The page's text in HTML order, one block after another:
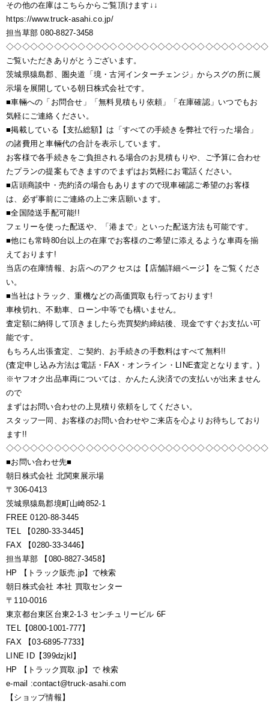
その他の在庫はこちらからご覧頂けます↓↓
https://www.truck-asahi.co.jp/
担当草部 080-8827-3458
ご覧いただきありがとうございます。
茨城県猿島郡、圏央道「境・古河インターチェンジ」からスグの所に展
示場を展開している朝日株式会社です。
■車輛への「お問合せ」「無料見積もり依頼」「在庫確認」いつでもお
気軽にご連絡ください。
■掲載している【支払総額】は「すべての手続きを弊社で行った場合」
の諸費用と車輛代の合計を表示しています。
お客様で各手続きをご負担される場合のお見積もりや、ご予算に合わせ
たプランの提案もできますのでまずはお気軽にお電話ください。
■店頭商談中・売約済の場合もありますので現車確認ご希望のお客様
は、必ず事前にご連絡の上ご来店願います。
■全国陸送手配可能!!
フェリーを使った配送や、「港まで」といった配送方法も可能です。
■他にも常時80台以上の在庫でお客様のご希望に添えるような車両を揃
えております!
当店の在庫情報、お店へのアクセスは【店舗詳細ページ】をご覧くださ
い。
■当社はトラック、重機などの高価買取も行っております!
車検切れ、不動車、ローン中等でも構いません。
査定額に納得して頂きましたら売買契約締結後、現金ですぐお支払い可
能です。
もちろん出張査定、ご契約、お手続きの手数料はすべて無料!!
(査定申し込み方法は電話・FAX・オンライン・LINE査定となります。)
※ヤフオク出品車両については、かんたん決済での支払いが出来ません
ので
まずはお問い合わせの上見積り依頼をしてください。
スタッフ一同、お客様のお問い合わせやご来店を心よりお待ちしており
ます!!
■お問い合わせ先■
朝日株式会社 北関東展示場
〒306-0413
茨城県猿島郡境町山崎852-1
FREE 0120-88-3445
TEL 【0280-33-3445】
FAX 【0280-33-3446】
担当草部 【080-8827-3458】
HP 【トラック販売.jp】で検索
朝日株式会社 本社 買取センター
〒110-0016
東京都台東区台東2-1-3 センチュリービル 6F
TEL【0800-1001-777】
FAX 【03-6895-7733】
LINE ID【399dzjkl】
HP 【トラック買取.jp】で 検索
e-mail :contact@truck-asahi.com
【ショップ情報】